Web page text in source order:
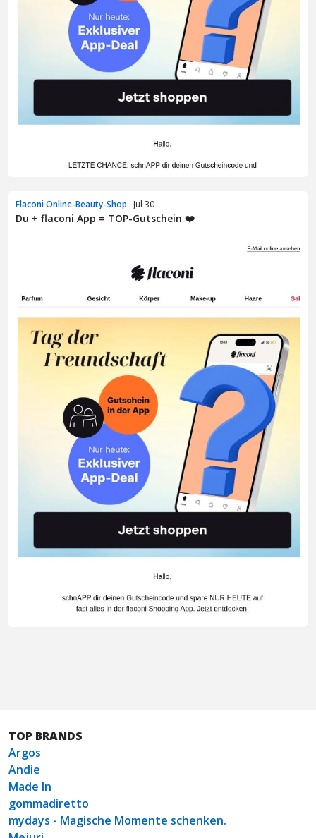
Flaconi Online-Beauty-Shop · Jul 30
Du + flaconi App = TOP-Gutschein ❤️
TOP BRANDS
Argos
Andie
Made In
gommadiretto
mydays - Magische Momente schenken.